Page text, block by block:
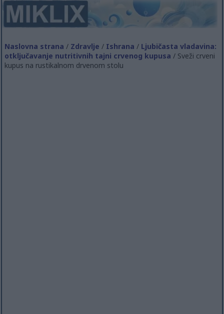
Naslovna strana / Zdravlje / Ishrana / Ljubičasta vladavina:
otključavanje nutritivnih tajni crvenog kupusa / Sveži crveni
kupus na rustikalnom drvenom stolu